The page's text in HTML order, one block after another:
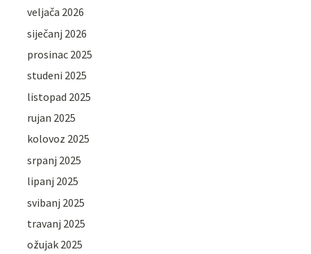
veljača 2026
siječanj 2026
prosinac 2025
studeni 2025
listopad 2025
rujan 2025
kolovoz 2025
srpanj 2025
lipanj 2025
svibanj 2025
travanj 2025
ožujak 2025